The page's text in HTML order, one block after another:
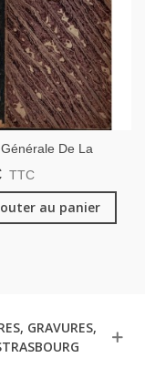
De La
Française,
De 1830, T3,
Gravures 19e S.
TTC
au panier
GRAVURES,